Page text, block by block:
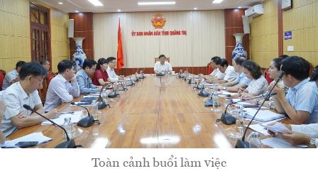
Toàn cảnh buổi làm việc